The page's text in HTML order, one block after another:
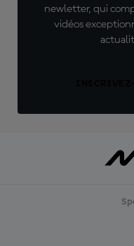
newletter, qui
vidéos